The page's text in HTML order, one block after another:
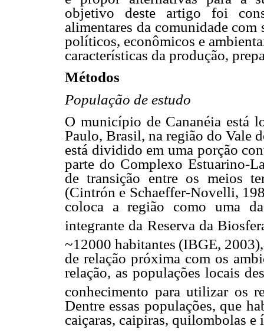
objetivo deste artigo foi
alimentares da comunidade
políticos, econômicos e
características da produção,
Métodos
População de estudo
O município de Cananéia está
Paulo, Brasil, na região do Vale
está dividido em uma porção
parte do Complexo Estuarino-
de transição entre os meios
(Cintrón e Schaeffer-Novelli,
coloca a região como uma
integrante da Reserva da
~12000 habitantes (IBGE,
de relação próxima com os
relação, as populações locais
conhecimento para utilizar os
Dentre essas populações, que
caiçaras, caipiras, quilombolas e